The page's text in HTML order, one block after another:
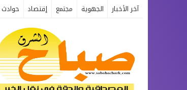
آخر الأخبار الجهوية مجتمع إقتصاد حوادث